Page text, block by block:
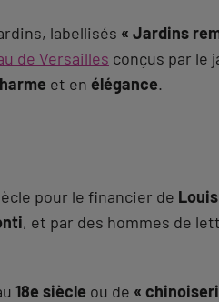
labellisés « Jardins
de Versailles conçus par le
et en élégance.
pour le financier de
, et par des hommes de
18e siècle ou de «